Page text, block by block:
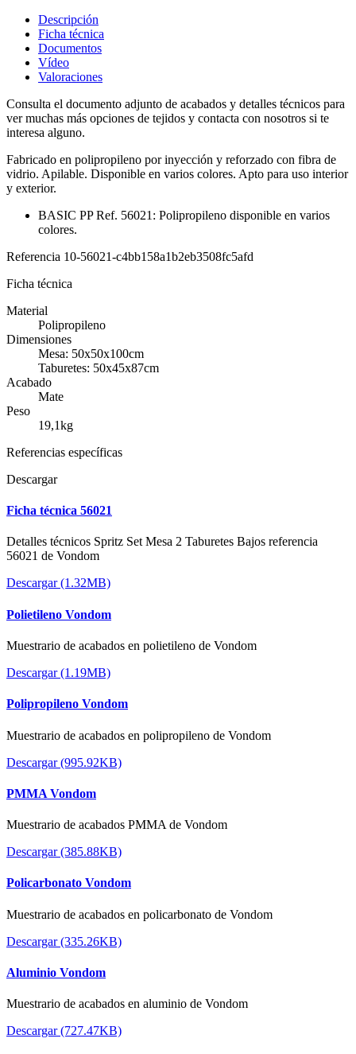
Descripción
Ficha técnica
Documentos
Vídeo
Valoraciones
Consulta el documento adjunto de acabados y detalles técnicos para
ver muchas más opciones de tejidos y contacta con nosotros si te
interesa alguno.
Fabricado en polipropileno por inyección y reforzado con fibra de
vidrio. Apilable. Disponible en varios colores. Apto para uso interior
y exterior.
BASIC PP Ref. 56021: Polipropileno disponible en varios
colores.
Referencia 10-56021-c4bb158a1b2eb3508fc5afd
Ficha técnica
Material
Polipropileno
Dimensiones
Mesa: 50x50x100cm
Taburetes: 50x45x87cm
Acabado
Mate
Peso
19,1kg
Referencias específicas
Descargar
Ficha técnica 56021
Detalles técnicos Spritz Set Mesa 2 Taburetes Bajos referencia
56021 de Vondom
Descargar (1.32MB)
Polietileno Vondom
Muestrario de acabados en polietileno de Vondom
Descargar (1.19MB)
Polipropileno Vondom
Muestrario de acabados en polipropileno de Vondom
Descargar (995.92KB)
PMMA Vondom
Muestrario de acabados PMMA de Vondom
Descargar (385.88KB)
Policarbonato Vondom
Muestrario de acabados en policarbonato de Vondom
Descargar (335.26KB)
Aluminio Vondom
Muestrario de acabados en aluminio de Vondom
Descargar (727.47KB)